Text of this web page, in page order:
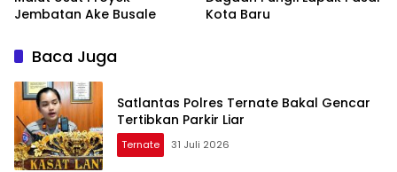
Jembatan Ake Busale
Kota Baru
Baca Juga
Satlantas Polres Ternate Bakal Gencar
Tertibkan Parkir Liar
Ternate 31 Juli 2026